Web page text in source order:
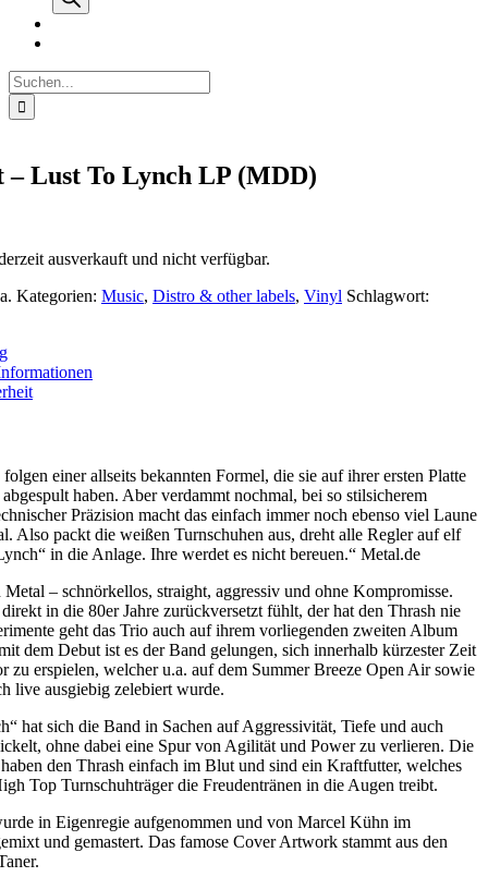
Suche
nach:
– Lust To Lynch LP (MDD)
ausverkauft und nicht verfügbar.
Kategorien: Music, Distro & other labels, Vinyl Schlagwort:
einer allseits bekannten Formel, die sie auf ihrer ersten Platte
haben. Aber verdammt nochmal, bei so stilsicherem
Präzision macht das einfach immer noch ebenso viel Laune
Also packt die weißen Turnschuhen aus, dreht alle Regler auf elf
in die Anlage. Ihre werdet es nicht bereuen.“ Metal.de
– schnörkellos, straight, aggressiv und ohne Kompromisse.
in die 80er Jahre zurückversetzt fühlt, der hat den Thrash nie
geht das Trio auch auf ihrem vorliegenden zweiten Album
dem Debut ist es der Band gelungen, sich innerhalb kürzester Zeit
zu erspielen, welcher u.a. auf dem Summer Breeze Open Air sowie
live ausgiebig zelebiert wurde.
hat sich die Band in Sachen auf Aggressivität, Tiefe und auch
ohne dabei eine Spur von Agilität und Power zu verlieren. Die
den Thrash einfach im Blut und sind ein Kraftfutter, welches
Top Turnschuhträger die Freudentränen in die Augen treibt.
in Eigenregie aufgenommen und von Marcel Kühn im
und gemastert. Das famose Cover Artwork stammt aus den